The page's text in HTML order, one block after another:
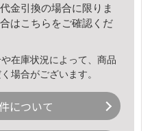
金引換の場合に限りま
はこちら をご確認くだ
在庫状況によって、商品
場合がございます。
について